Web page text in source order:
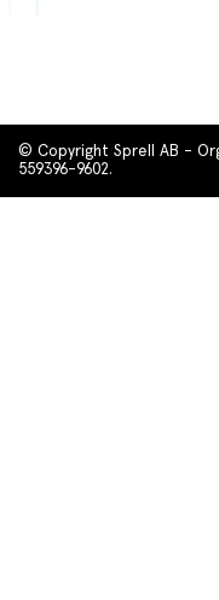
© Copyright Sprell AB -
559396-9602.